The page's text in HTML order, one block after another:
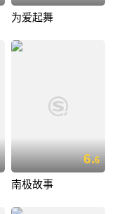
为爱起舞
6.6
南极故事